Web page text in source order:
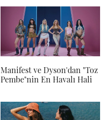
Manifest ve Dyson'dan "Toz
Pembe"nin En Havalı Hali